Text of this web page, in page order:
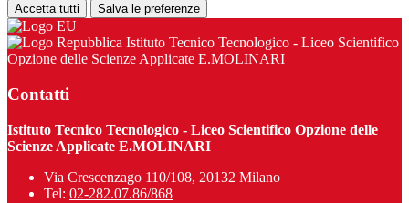
Accetta tutti Salva le preferenze
Istituto Tecnico Tecnologico - Liceo Scientifico
Opzione delle Scienze Applicate E.MOLINARI
Contatti
Istituto Tecnico Tecnologico - Liceo Scientifico Opzione delle
Scienze Applicate E.MOLINARI
Via Crescenzago 110/108, 20132 Milano
Tel: 02-282.07.86/868